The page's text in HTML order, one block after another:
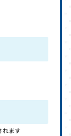
れます